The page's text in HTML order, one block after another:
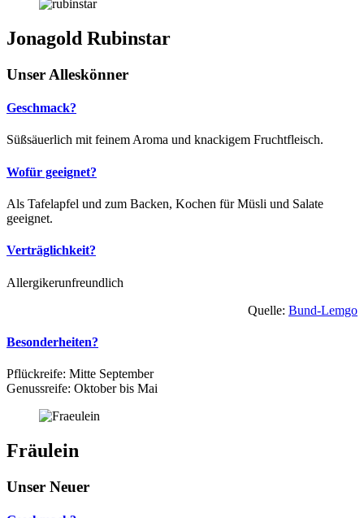
Jonagold Rubinstar
Unser Alleskönner
Geschmack?
Süßsäuerlich mit feinem Aroma und knackigem Fruchtfleisch.
Wofür geeignet?
Als Tafelapfel und zum Backen, Kochen für Müsli und Salate
geeignet.
Verträglichkeit?
Allergikerunfreundlich
Quelle: Bund-Lemgo
Besonderheiten?
Pflückreife: Mitte September
Genussreife: Oktober bis Mai
Fräulein
Unser Neuer